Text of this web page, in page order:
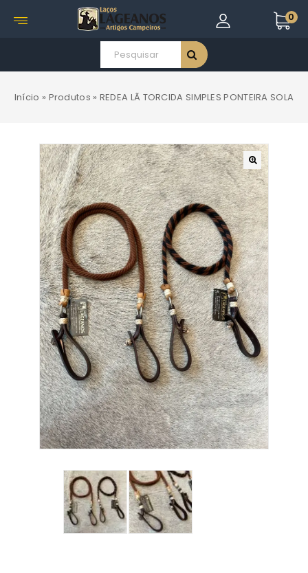
0
Início » Produtos » REDEA LÃ TORCIDA SIMPLES PONTEIRA SOLA